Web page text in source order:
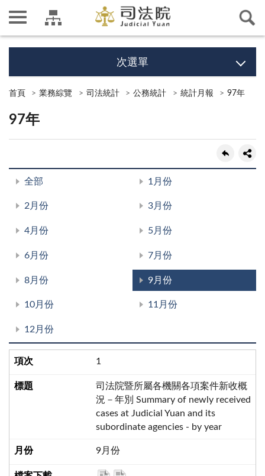
次選單
首頁 業務綜覽 司法統計 公務統計 統計月報 97年
97年
全部 1月份
2月份 3月份
4月份 5月份
6月份 7月份
8月份 9月份
10月份 11月份
12月份
1
司法院暨所屬各機關各項案件新收概
況－年別 Summary of newly received
cases at Judicial Yuan and its
subordinate agencies - by year
9月份